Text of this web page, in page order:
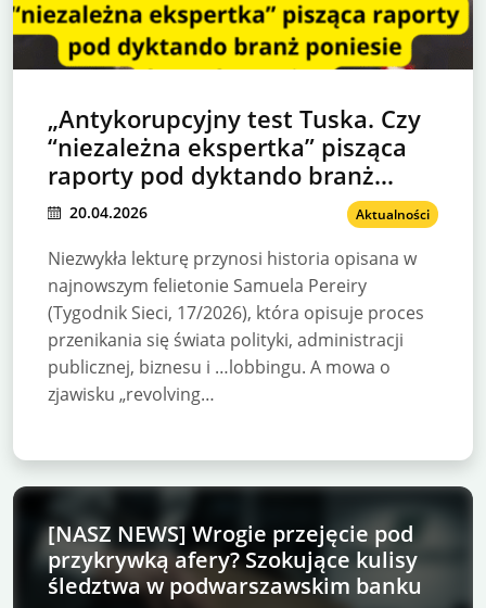
„Antykorupcyjny test Tuska. Czy
“niezależna ekspertka” pisząca
raporty pod dyktando branż
poniesie konsekwencje?
20.04.2026 Aktualności
Niezwykła lekturę przynosi historia opisana w
najnowszym felietonie Samuela Pereiry
(Tygodnik Sieci, 17/2026), która opisuje proces
przenikania się świata polityki, administracji
publicznej, biznesu i …lobbingu. A mowa o
zjawisku „revolving…
[NASZ NEWS] Wrogie przejęcie pod
przykrywką afery? Szokujące kulisy
śledztwa w podwarszawskim banku